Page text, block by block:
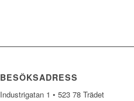
BESÖKSADRESS
Industrigatan 1 • 523 78 Trädet